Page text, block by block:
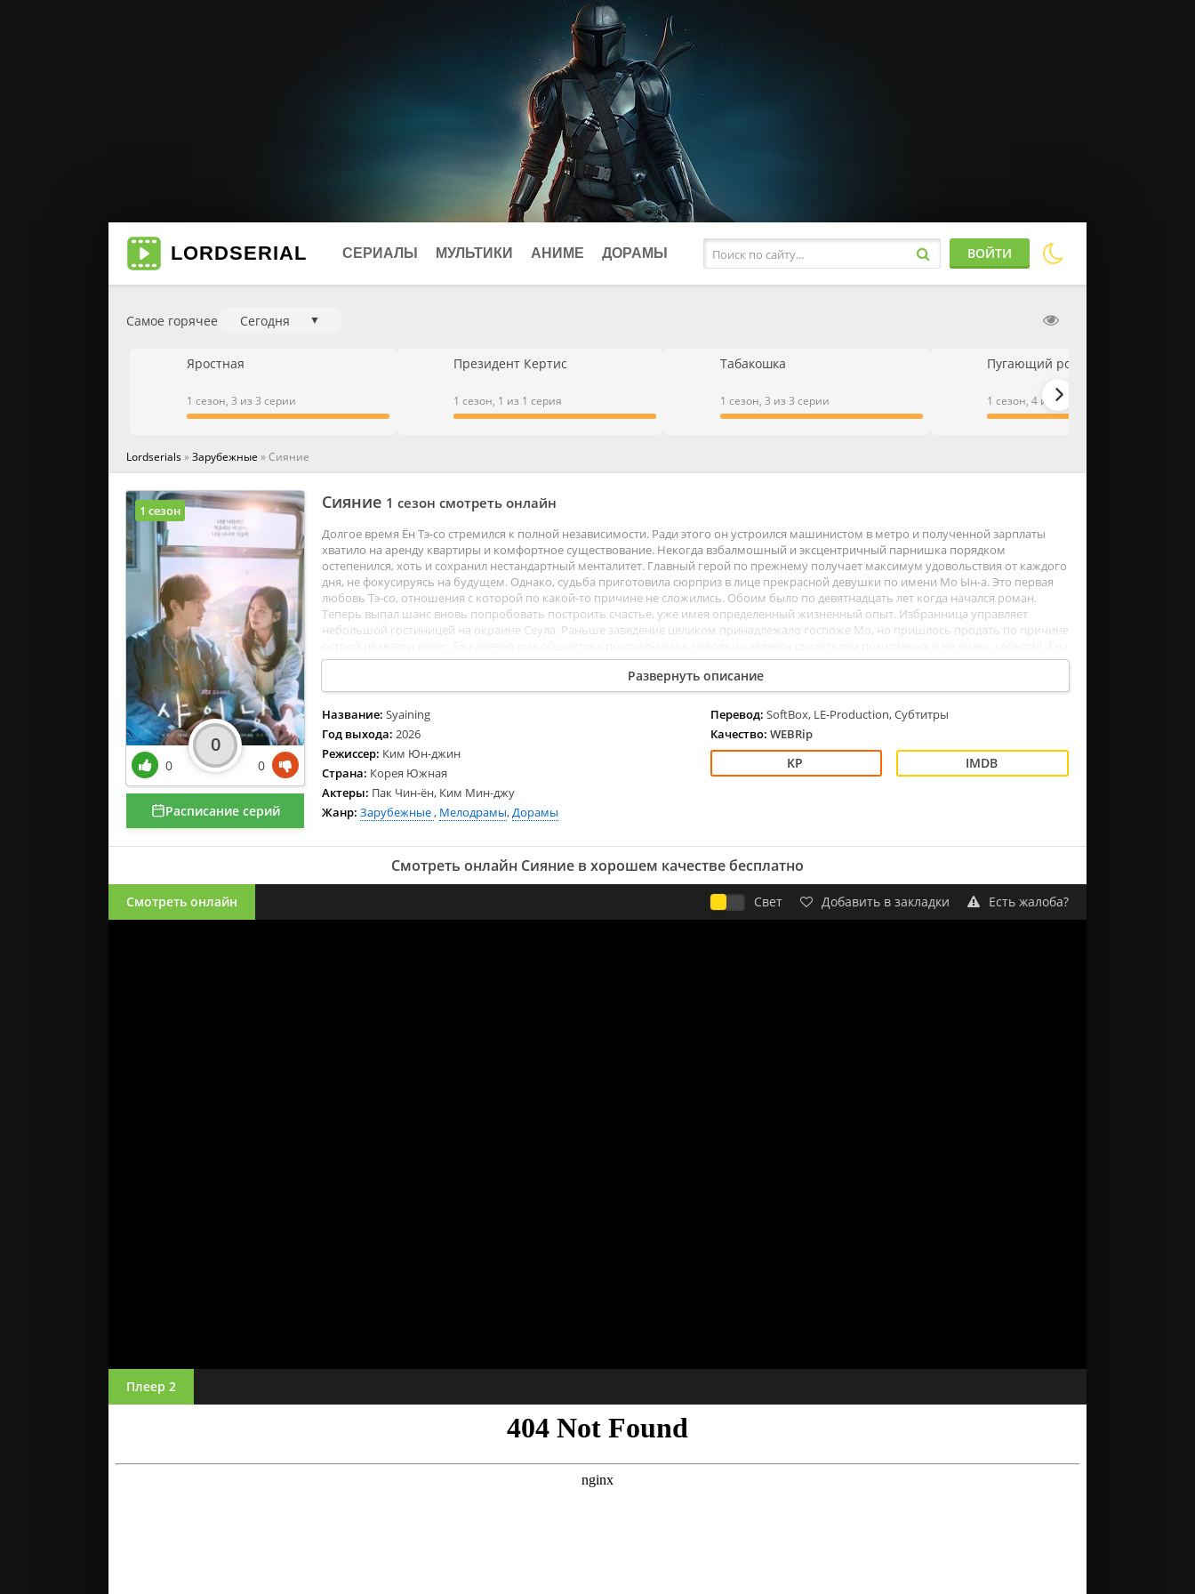
LORDSERIAL СЕРИАЛЫ
Документальные
Детские
Мелодрамы
Приключения
Триллеры
МУЛЬТИКИ АНИМЕ ДОРАМЫ ВОЙТИ
Самое горячее Сегодня ▼
Яростная
1 сезон, 3 из 3 серии
Президент Кертис
1 сезон, 1 из 1 серия
Табакошка
1 сезон, 3 из 3 серии
Пугающий роман
1 сезон, 4 из 4 серии
Lordserials»Зарубежные » Сияние
Сияние 1 сезон смотреть онлайн
Долгое время Ён Тэ-со стремился к полной независимости. Ради этого он устроился машинистом в метро и полученной зарплаты
хватило на аренду квартиры и комфортное существование. Некогда взбалмошный и эксцентричный парнишка порядком
остепенился, хоть и сохранил нестандартный менталитет. Главный герой по прежнему получает максимум удовольствия от каждого
дня, не фокусируясь на будущем. Однако, судьба приготовила сюрприз в лице прекрасной девушки по имени Мо Ын-а. Это первая
любовь Тэ-со, отношения с которой по какой-то причине не сложились. Обоим было по девятнадцать лет когда начался роман.
Теперь выпал шанс вновь попробовать построить счастье, уже имея определенный жизненный опыт. Избранница управляет
небольшой гостиницей на окраине Сеула. Раньше заведение целиком принадлежало госпоже Мо, но пришлось продать по причине
дама не забыла в целом не против возобновить общение. Тем более поездом так или иначе придется пользоваться достаточно
Развернуть описание
Название: Syaining
Год выхода: 2026
Режиссер: Ким Юн-джин
Страна: Корея Южная
Перевод: SoftBox, LE-Production, Субтитры
Качество: WEBRip
Актеры: Пак Чин-ён, Ким Мин-джу
Жанр: Зарубежные, Мелодрамы,Дорамы
1 сезон
0
0
0
Расписание серий
Смотреть онлайн Сияние в хорошем качестве бесплатно
Смотреть онлайн Свет Добавить в закладки Есть жалоба?
Плеер 2